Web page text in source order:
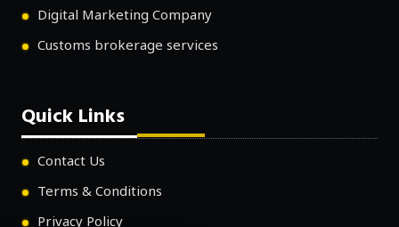
Digital Marketing Company
Customs brokerage services
Quick Links
Contact Us
Terms & Conditions
Privacy Policy